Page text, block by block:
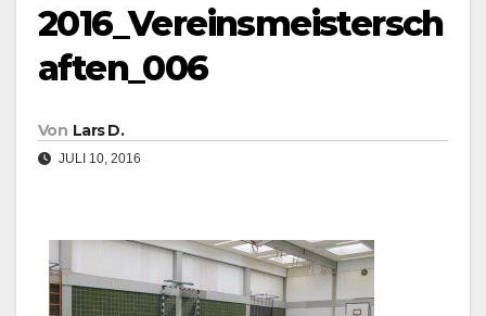
2016_Vereinsmeistersch
aften_006
Von Lars D.
JULI 10, 2016